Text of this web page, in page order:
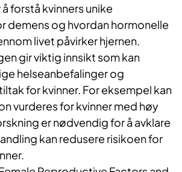
forstå kvinners unike
demens og hvordan hormonelle
livet påvirker hjernen.
gir viktig innsikt som kan
helseanbefalinger og
for kvinner. For eksempel kan
vurderes for kvinner med høy
er nødvendig for å avklare
kan redusere risikoen for